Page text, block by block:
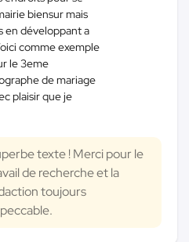
biensur mais
en développant a
comme exemple
le 3eme
de mariage
plaisir que je
texte ! Merci pour le
de recherche et la
toujours